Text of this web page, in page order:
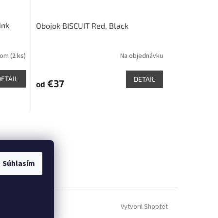
Súhlasím
(2 ks)
Obojok BISCUIT Red, Black
Na objednávku
od €37 DETAIL
Vytvoril Shoptet